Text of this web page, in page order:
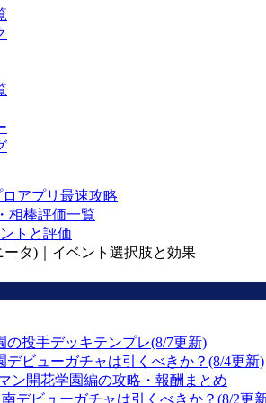
アプリ最速攻略
相棒評価一覧
トと評価
タ)｜イベント選択肢と効果
の投手デッキテンプレ(8/7更新)
デビューガチャは引くべきか？(8/4更新)
ン開花学園編の攻略・報酬まとめ
デビューガチャは引くべきか？(8/2更